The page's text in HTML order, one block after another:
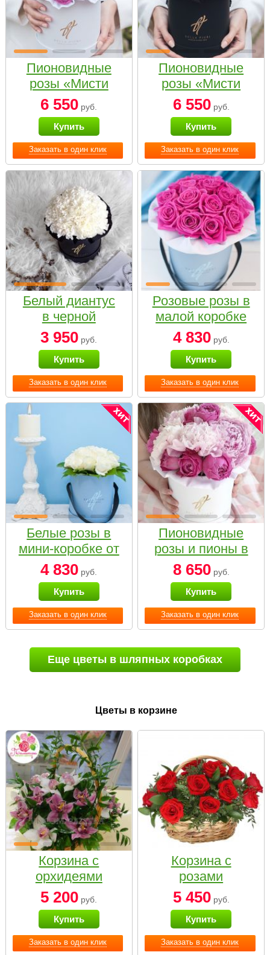
Заказать в один клик
Пионовидные
розы «Мисти
бабблс» в белой
коробке Small
6 550 руб.
Купить
Заказать в один клик
Пионовидные
розы «Мисти
бабблс» в
черной коробке
Small
6 550руб.
Купить
Заказать в один клик
Белый диантус
в черной
коробке Small
3 950 руб.
Купить
Заказать в один клик
Розовые розы в
малой коробке
4 830руб.
Купить
Заказать в один клик
Белые розы в
мини-коробке от
Bella Fiori
4 830 руб.
Купить
Заказать в один клик
Пионовидные
розы и пионы в
белой коробке
Small
8 650руб.
Купить
Еще цветы в шляпных коробках
Цветы в корзине
Заказать в один клик
Корзина с
орхидеями
малая
5 200 руб.
Купить
Заказать в один клик
Корзина с
розами
«Красный
Париж»
5 450руб.
Купить